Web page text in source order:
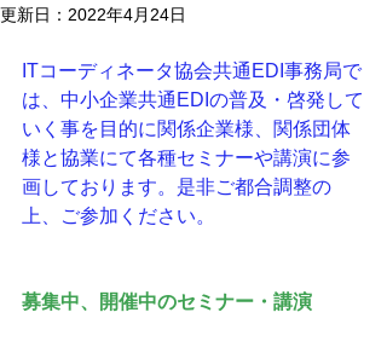
更新日： 2022年4月24日
ITコーディネータ協会共通EDI事務局で
は、中小企業共通EDIの普及・啓発して
いく事を目的に関係企業様、関係団体
様と協業にて各種セミナーや講演に参
画しております。是非ご都合調整の
上、ご参加ください。
募集中、開催中のセミナー・講演